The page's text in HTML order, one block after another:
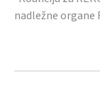
nadležne organe